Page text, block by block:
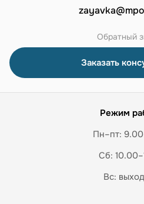
Обратный
Заказать
Режим
Пн–пт:
Сб:
Вс: